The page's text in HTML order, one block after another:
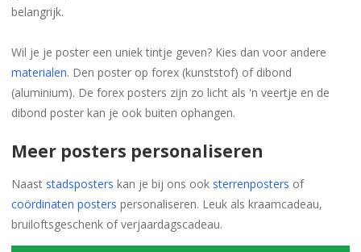
belangrijk.
Wil je je poster een uniek tintje geven? Kies dan voor andere
materialen. Den poster op forex (kunststof) of dibond
(aluminium). De forex posters zijn zo licht als 'n veertje en de
dibond poster kan je ook buiten ophangen.
Meer posters personaliseren
Naast stadsposters kan je bij ons ook sterrenposters of
coördinaten posters personaliseren. Leuk als kraamcadeau,
bruiloftsgeschenk of verjaardagscadeau.